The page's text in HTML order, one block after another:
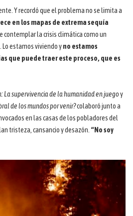
Y recordó que el problema no se limita a
en los mapas de extrema sequía
contemplar la crisis climática como un
estamos viviendo yno estamos
que puede traer este proceso, que es
La supervivencia de la humanidad en juegoy
de los mundos por venir?colaboró junto a
en las casas de los pobladores del
tristeza, cansancio y desazón. “No soy